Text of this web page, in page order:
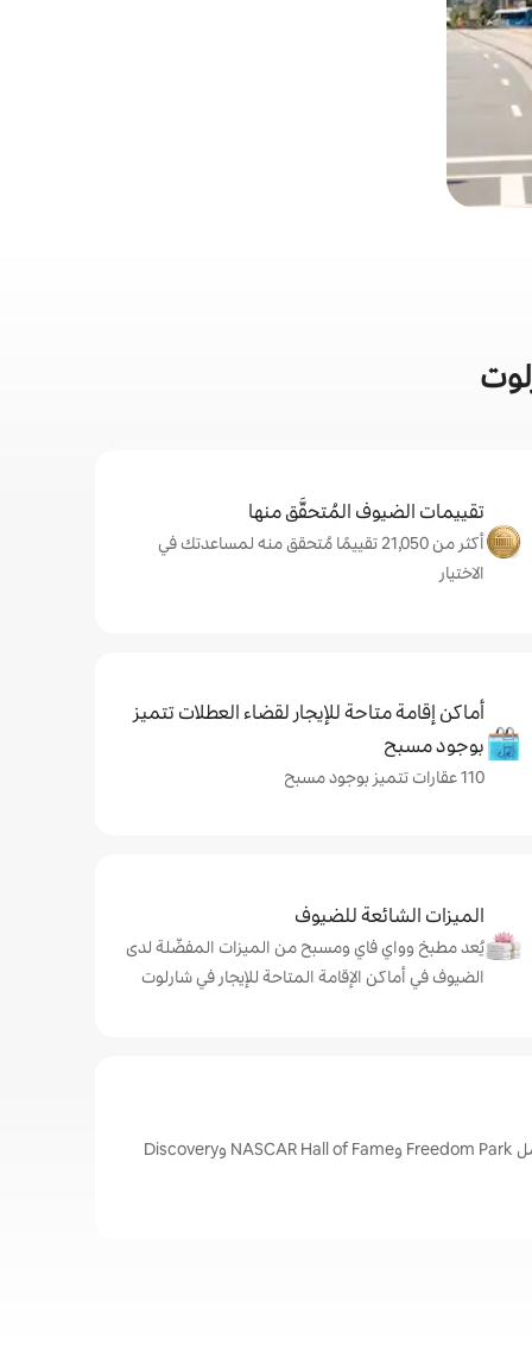
تقييمات الضيوف المُتحقَّق منها
أكثر من 21,050 تقييمًا مُتحقق منه لمساعدتك في
الاختيار
أماكن إقامة متاحة للإيجار لقضاء العطلات تتميز
بوجود مسبح
110 عقارات تتميز بوجود مسبح
الميزات الشائعة للضيوف
يُعد مطبخ وواي فاي ومسبح من الميزات المفضّلة لدى
الضيوف في أماكن الإقامة المتاحة للإيجار في شارلوت
أبرز المعالم في شارلوت، تشمل Freedom Park وNASCAR Hall of Fame وDiscovery